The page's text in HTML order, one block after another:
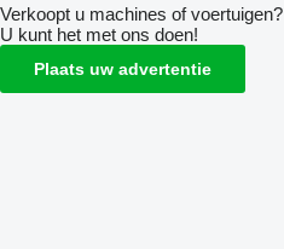
Verkoopt u machines of voertuigen?
U kunt het met ons doen!
Plaats uw advertentie